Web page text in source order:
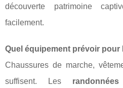
découverte patrimoine
facilement.
Quel équipement prévoir pour
Chaussures de marche,
suffisent. Les